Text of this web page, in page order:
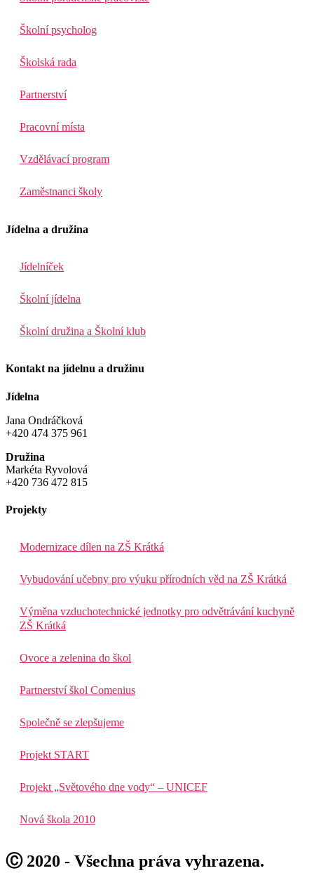
Školní psycholog
Školská rada
Partnerství
Pracovní místa
Vzdělávací program
Zaměstnanci školy
Jídelna a družina
Jídelníček
Školní jídelna
Školní družina a Školní klub
Kontakt na jídelnu a družinu
Jídelna
Jana Ondráčková
+420 474 375 961
Družina
Markéta Ryvolová
+420 736 472 815
Projekty
Modernizace dílen na ZŠ Krátká
Vybudování učebny pro výuku přírodních věd na ZŠ Krátká
Výměna vzduchotechnické jednotky pro odvětrávání kuchyně
ZŠ Krátká
Ovoce a zelenina do škol
Partnerství škol Comenius
Společně se zlepšujeme
Projekt START
Projekt „Světového dne vody“ – UNICEF
Nová škola 2010
Ⓒ 2020 - Všechna práva vyhrazena.